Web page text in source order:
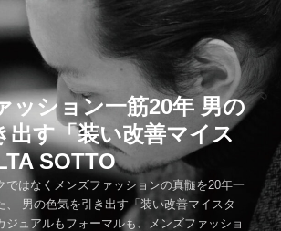
ッション一筋20年 男の
出す「装い改善マイス
SOTTO
ではなくメンズファッションの真髄を20年一
、 男の色気を引き出す「装い改善マイスタ
ジュアルもフォーマルも、メンズファッショ